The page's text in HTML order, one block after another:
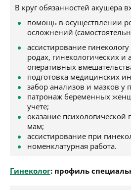
В круг обязанностей акушера
помощь в осуществлении
осложнений
ассистирование
родах, гинекологических и
оперативных
подготовка медицинских
забор анализов и мазков у
патронаж беременных
учете;
оказание
мам;
ассистирование при
номенклатурная работа.
Гинеколог: профиль